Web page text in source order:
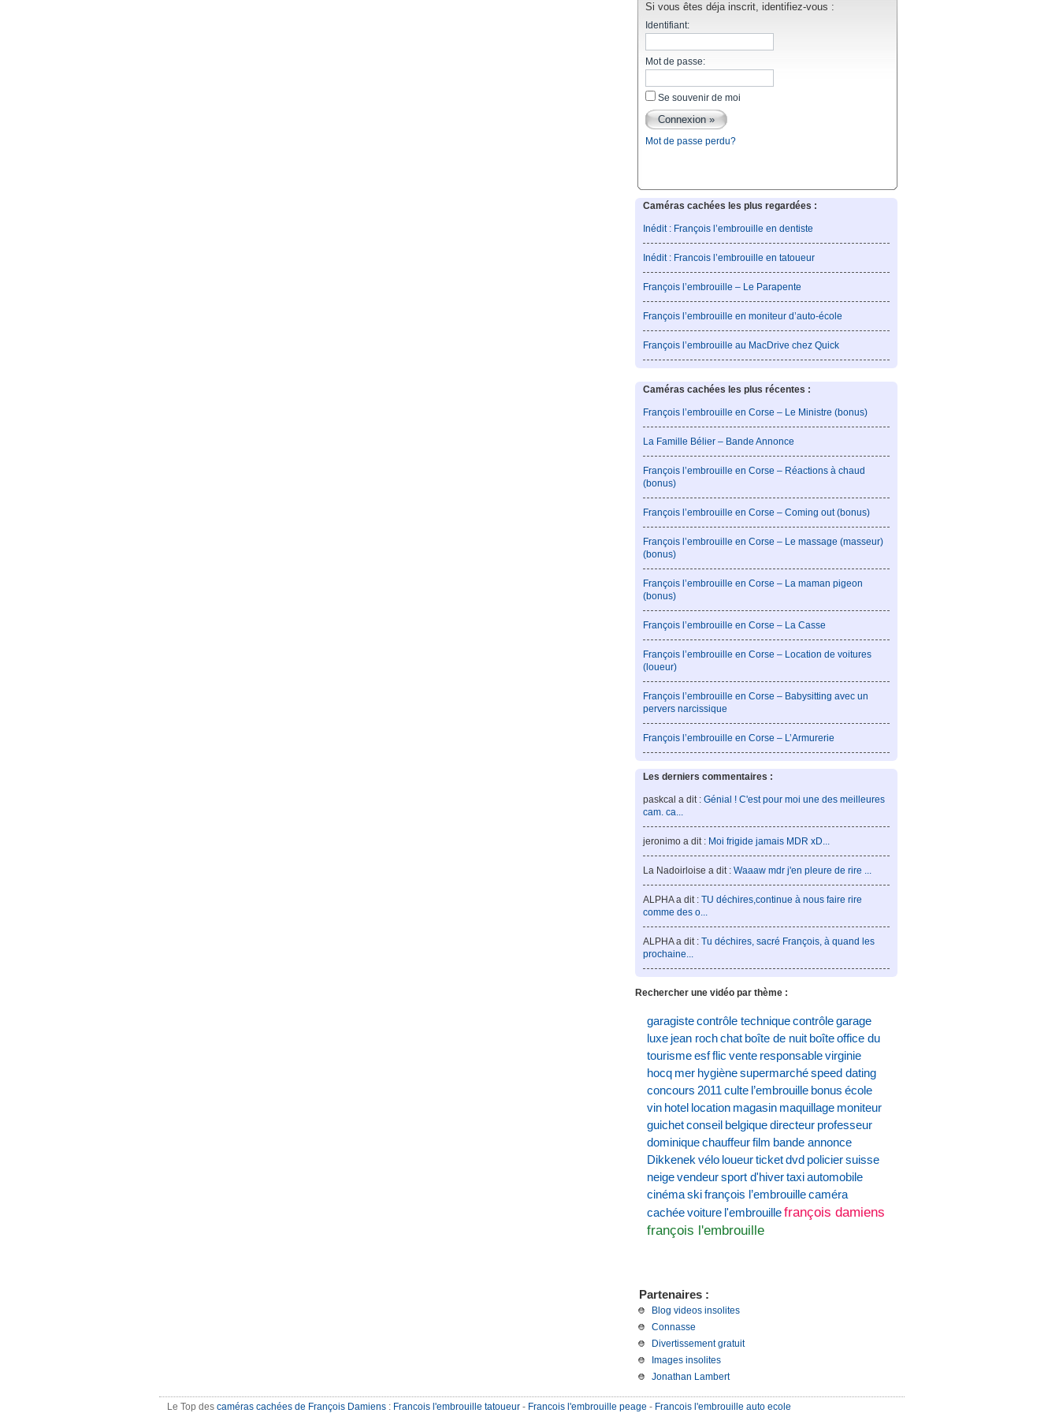
Si vous êtes déja inscrit, identifiez-vous :
Identifiant:
Mot de passe:
Se souvenir de moi
Mot de passe perdu?
Caméras cachées les plus regardées :
Inédit : François l’embrouille en dentiste
Inédit : Francois l’embrouille en tatoueur
François l’embrouille – Le Parapente
François l’embrouille en moniteur d’auto-école
François l’embrouille au MacDrive chez Quick
Caméras cachées les plus récentes :
François l’embrouille en Corse – Le Ministre (bonus)
La Famille Bélier – Bande Annonce
François l’embrouille en Corse – Réactions à chaud
(bonus)
François l’embrouille en Corse – Coming out (bonus)
François l’embrouille en Corse – Le massage (masseur)
(bonus)
François l’embrouille en Corse – La maman pigeon
(bonus)
François l’embrouille en Corse – La Casse
François l’embrouille en Corse – Location de voitures
(loueur)
François l’embrouille en Corse – Babysitting avec un
pervers narcissique
François l’embrouille en Corse – L’Armurerie
Les derniers commentaires :
paskcal a dit : Génial ! C'est pour moi une des meilleures
cam. ca...
jeronimo a dit : Moi frigide jamais MDR xD...
La Nadoirloise a dit : Waaaw mdr j'en pleure de rire ...
ALPHA a dit : TU déchires,continue à nous faire rire
comme des o...
ALPHA a dit : Tu déchires, sacré François, à quand les
prochaine...
Rechercher une vidéo par thème :
garagistecontrôle techniquecontrôlegarage
luxe jean rochchat boîte de nuit boîteoffice du
tourismeesfflic vente responsablevirginie
hocq mer hygiènesupermarchéspeed dating
concours 2011 culte l’embrouille bonus école
vin hotel location magasin maquillage moniteur
guichetconseil belgiquedirecteur professeur
dominiquechauffeurfilm bande annonce
Dikkenek vélo loueurticketdvd policiersuisse
neigevendeursport d'hivertaxiautomobile
cinémaskifrançois l’embrouillecaméra
cachéevoiture l'embrouillefrançois damiens
françois l'embrouille
Partenaires :
Blog videos insolites
Connasse
Divertissement gratuit
Images insolites
Jonathan Lambert
Le Top des caméras cachées de François Damiens : Francois l'embrouille tatoueur - Francois l'embrouille peage - Francois l'embrouille auto ecole